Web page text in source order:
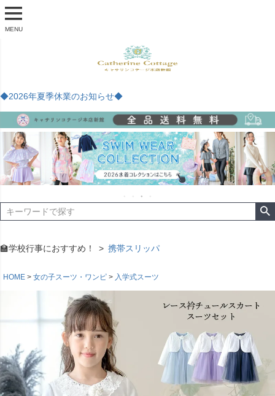
MENU
◆2026年夏季休業のお知らせ◆
🏫学校行事におすすめ！ 携帯スリッパ
HOME 女の子スーツ・ワンピ 入学式スーツ